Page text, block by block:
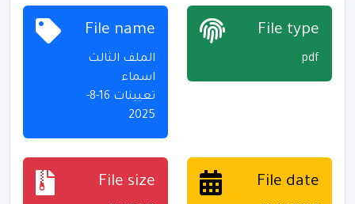
File name
الملف الثالث
اسماء
تعيينات 16-8-
2025
File type
pdf
File size File date